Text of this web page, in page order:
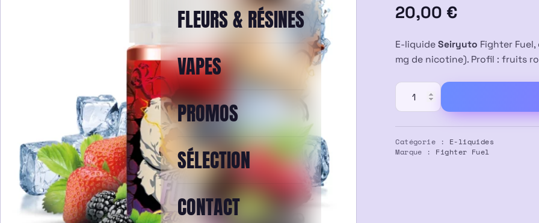
FLEURS & RÉSINES
VAPES
PROMOS
SÉLECTION
CONTACT
20,00 €
E-liquideSeiryuto Fighter
mg de nicotine). Profil : fruits
quantité
de
Seiryuto
Catégorie : E-liquides
Marque : Fighter Fuel